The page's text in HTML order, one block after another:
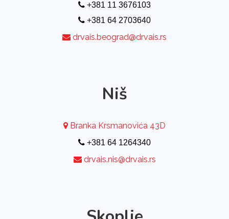
+381 11 3676103
+381 64 2703640
drvais.beograd@drvais.rs
Niš
Branka Krsmanovića 43D
+381 64 1264340
drvais.nis@drvais.rs